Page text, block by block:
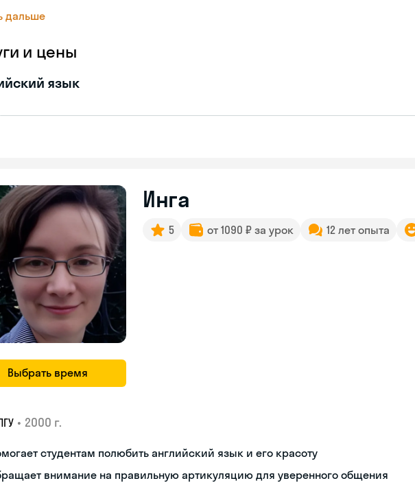
дальше
и цены
язык
Выбрать время
Инга
5 от 1090 ₽ за урок 12 лет опыта
• 2000 г.
студентам полюбить английский язык и его красоту
внимание на правильную артикуляцию для уверенного общения